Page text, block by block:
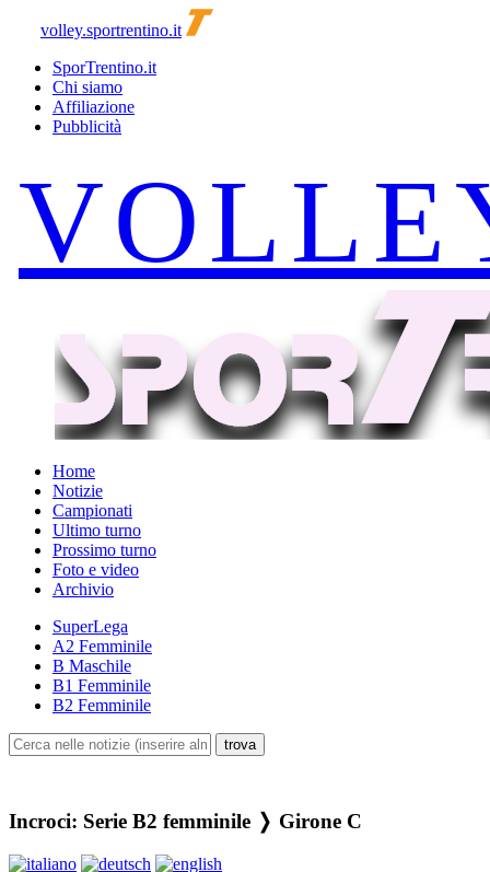
volley.sportrentino.it
SporTrentino.it
Chi siamo
Affiliazione
Pubblicità
Home
Notizie
Campionati
Ultimo turno
Prossimo turno
Foto e video
Archivio
SuperLega
A2 Femminile
B Maschile
B1 Femminile
B2 Femminile
Incroci: Serie B2 femminile ❭ Girone C